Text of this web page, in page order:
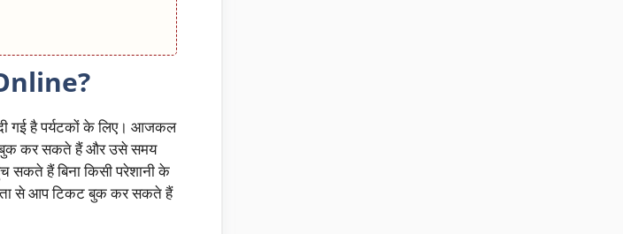
गई है पर्यटकों के लिए। आजकल
बुक कर सकते हैं और उसे समय
हैं बिना किसी परेशानी के
से आप टिकट बुक कर सकते हैं